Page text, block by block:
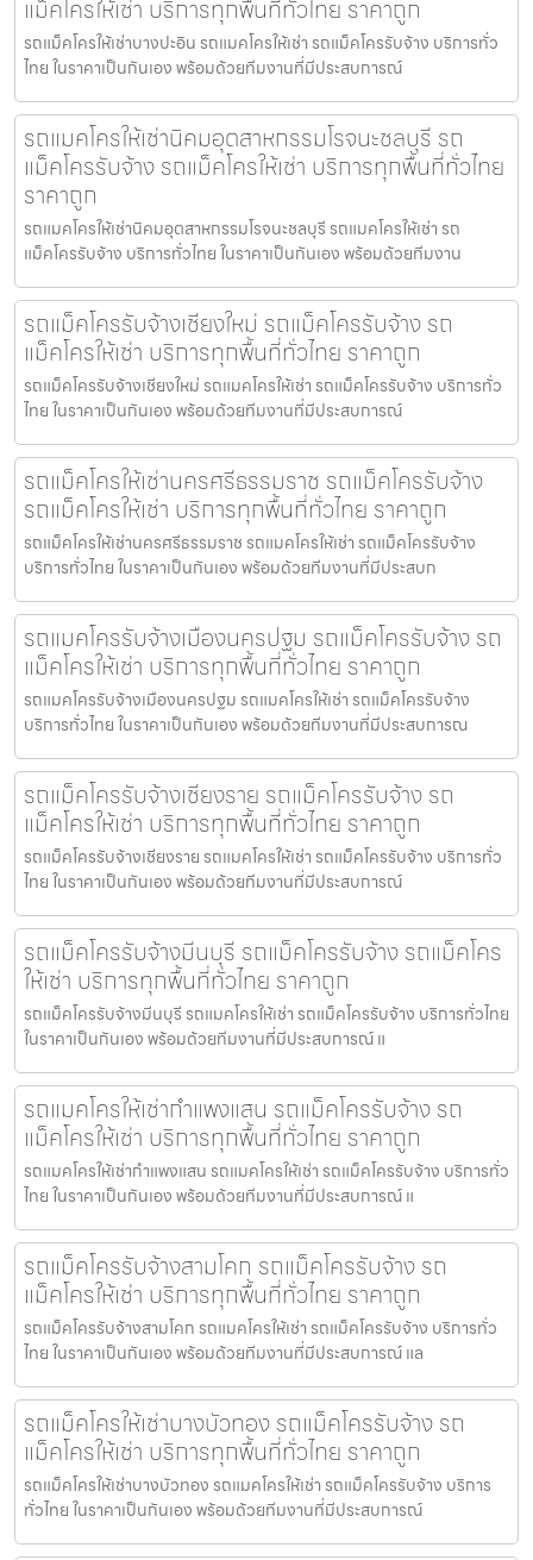
แม็คโครให้เช่า บริการทุกพื้นที่ทั่วไทย ราคาถูก
รถแม็คโครให้เช่าบางปะอิน รถแมคโครให้เช่า รถแม็คโครรับจ้าง บริการทั่ว
ไทย ในราคาเป็นกันเอง พร้อมด้วยทีมงานที่มีประสบการณ์
รถแมคโครให้เช่านิคมอุตสาหกรรมโรจนะชลบุรี รถ
แม็คโครรับจ้าง รถแม็คโครให้เช่า บริการทุกพื้นที่ทั่วไทย
ราคาถูก
รถแมคโครให้เช่านิคมอุตสาหกรรมโรจนะชลบุรี รถแมคโครให้เช่า รถ
แม็คโครรับจ้าง บริการทั่วไทย ในราคาเป็นกันเอง พร้อมด้วยทีมงาน
รถแม็คโครรับจ้างเชียงใหม่ รถแม็คโครรับจ้าง รถ
แม็คโครให้เช่า บริการทุกพื้นที่ทั่วไทย ราคาถูก
รถแม็คโครรับจ้างเชียงใหม่ รถแมคโครให้เช่า รถแม็คโครรับจ้าง บริการทั่ว
ไทย ในราคาเป็นกันเอง พร้อมด้วยทีมงานที่มีประสบการณ์
รถแม็คโครให้เช่านครศรีธรรมราช รถแม็คโครรับจ้าง
รถแม็คโครให้เช่า บริการทุกพื้นที่ทั่วไทย ราคาถูก
รถแม็คโครให้เช่านครศรีธรรมราช รถแมคโครให้เช่า รถแม็คโครรับจ้าง
บริการทั่วไทย ในราคาเป็นกันเอง พร้อมด้วยทีมงานที่มีประสบก
รถแมคโครรับจ้างเมืองนครปฐม รถแม็คโครรับจ้าง รถ
แม็คโครให้เช่า บริการทุกพื้นที่ทั่วไทย ราคาถูก
รถแมคโครรับจ้างเมืองนครปฐม รถแมคโครให้เช่า รถแม็คโครรับจ้าง
บริการทั่วไทย ในราคาเป็นกันเอง พร้อมด้วยทีมงานที่มีประสบการณ
รถแม็คโครรับจ้างเชียงราย รถแม็คโครรับจ้าง รถ
แม็คโครให้เช่า บริการทุกพื้นที่ทั่วไทย ราคาถูก
รถแม็คโครรับจ้างเชียงราย รถแมคโครให้เช่า รถแม็คโครรับจ้าง บริการทั่ว
ไทย ในราคาเป็นกันเอง พร้อมด้วยทีมงานที่มีประสบการณ์
รถแม็คโครรับจ้างมีนบุรี รถแม็คโครรับจ้าง รถแม็คโคร
ให้เช่า บริการทุกพื้นที่ทั่วไทย ราคาถูก
รถแม็คโครรับจ้างมีนบุรี รถแมคโครให้เช่า รถแม็คโครรับจ้าง บริการทั่วไทย
ในราคาเป็นกันเอง พร้อมด้วยทีมงานที่มีประสบการณ์ แ
รถแมคโครให้เช่ากำแพงแสน รถแม็คโครรับจ้าง รถ
แม็คโครให้เช่า บริการทุกพื้นที่ทั่วไทย ราคาถูก
รถแมคโครให้เช่ากำแพงแสน รถแมคโครให้เช่า รถแม็คโครรับจ้าง บริการทั่ว
ไทย ในราคาเป็นกันเอง พร้อมด้วยทีมงานที่มีประสบการณ์ แ
รถแม็คโครรับจ้างสามโคก รถแม็คโครรับจ้าง รถ
แม็คโครให้เช่า บริการทุกพื้นที่ทั่วไทย ราคาถูก
รถแม็คโครรับจ้างสามโคก รถแมคโครให้เช่า รถแม็คโครรับจ้าง บริการทั่ว
ไทย ในราคาเป็นกันเอง พร้อมด้วยทีมงานที่มีประสบการณ์ แล
รถแม็คโครให้เช่าบางบัวทอง รถแม็คโครรับจ้าง รถ
แม็คโครให้เช่า บริการทุกพื้นที่ทั่วไทย ราคาถูก
รถแม็คโครให้เช่าบางบัวทอง รถแมคโครให้เช่า รถแม็คโครรับจ้าง บริการ
ทั่วไทย ในราคาเป็นกันเอง พร้อมด้วยทีมงานที่มีประสบการณ์